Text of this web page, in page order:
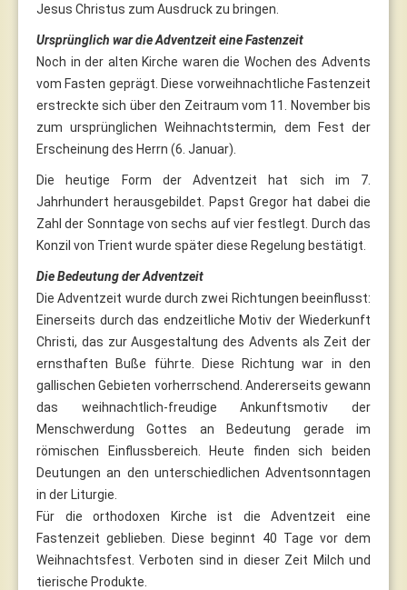
Jesus Christus zum Ausdruck zu bringen.
Ursprünglich war die Adventzeit eine Fastenzeit
Noch in der alten Kirche waren die Wochen des Advents
vom Fasten geprägt. Diese vorweihnachtliche Fastenzeit
erstreckte sich über den Zeitraum vom 11. November bis
zum ursprünglichen Weihnachtstermin, dem Fest der
Erscheinung des Herrn (6. Januar).
Die heutige Form der Adventzeit hat sich im 7.
Jahrhundert herausgebildet. Papst Gregor hat dabei die
Zahl der Sonntage von sechs auf vier festlegt. Durch das
Konzil von Trient wurde später diese Regelung bestätigt.
Die Bedeutung der Adventzeit
Die Adventzeit wurde durch zwei Richtungen beeinflusst:
Einerseits durch das endzeitliche Motiv der Wiederkunft
Christi, das zur Ausgestaltung des Advents als Zeit der
ernsthaften Buße führte. Diese Richtung war in den
gallischen Gebieten vorherrschend. Andererseits gewann
das weihnachtlich-freudige Ankunftsmotiv der
Menschwerdung Gottes an Bedeutung gerade im
römischen Einflussbereich. Heute finden sich beiden
Deutungen an den unterschiedlichen Adventsonntagen
in der Liturgie.
Für die orthodoxen Kirche ist die Adventzeit eine
Fastenzeit geblieben. Diese beginnt 40 Tage vor dem
Weihnachtsfest. Verboten sind in dieser Zeit Milch und
tierische Produkte.